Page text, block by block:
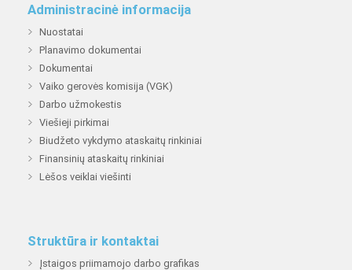
Administracinė informacija
Nuostatai
Planavimo dokumentai
Dokumentai
Vaiko gerovės komisija (VGK)
Darbo užmokestis
Viešieji pirkimai
Biudžeto vykdymo ataskaitų rinkiniai
Finansinių ataskaitų rinkiniai
Lėšos veiklai viešinti
Struktūra ir kontaktai
Įstaigos priimamojo darbo grafikas